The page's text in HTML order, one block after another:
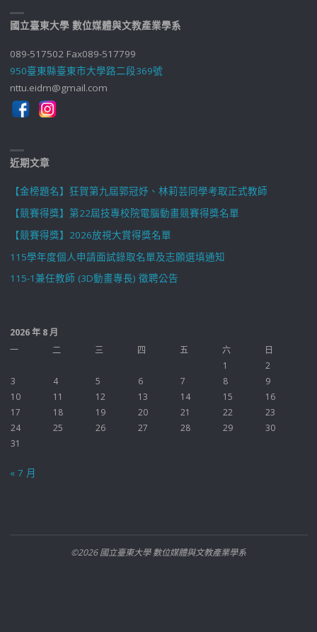
國立臺東大學 數位媒體與文教產業學系
089-517502 Fax089-517799
950臺東縣臺東市大學路二段369號
nttu.eidm@gmail.com
近期文章
【金榜題名】狂賀第九屆郭冠妤、林莉芸同學考取正式教師
【競賽得獎】第22屆技專校院電腦動畫競賽得獎名單
【競賽得獎】2026放視大賞得獎名單
115學年度個人申請面試錄取名單及志願選填通知
115-1兼任教師 (3D動畫專長) 徵聘公告
2026 年 8 月
一
二 三 四 五 六
日
1
2
3
4 5 6 7 8
9
10
11 12 13 14 15
16
17
18 19 20 21 22
23
24
25 26 27 28 29
30
31
« 7 月
©2026 國立臺東大學 數位媒體與文教產業學系